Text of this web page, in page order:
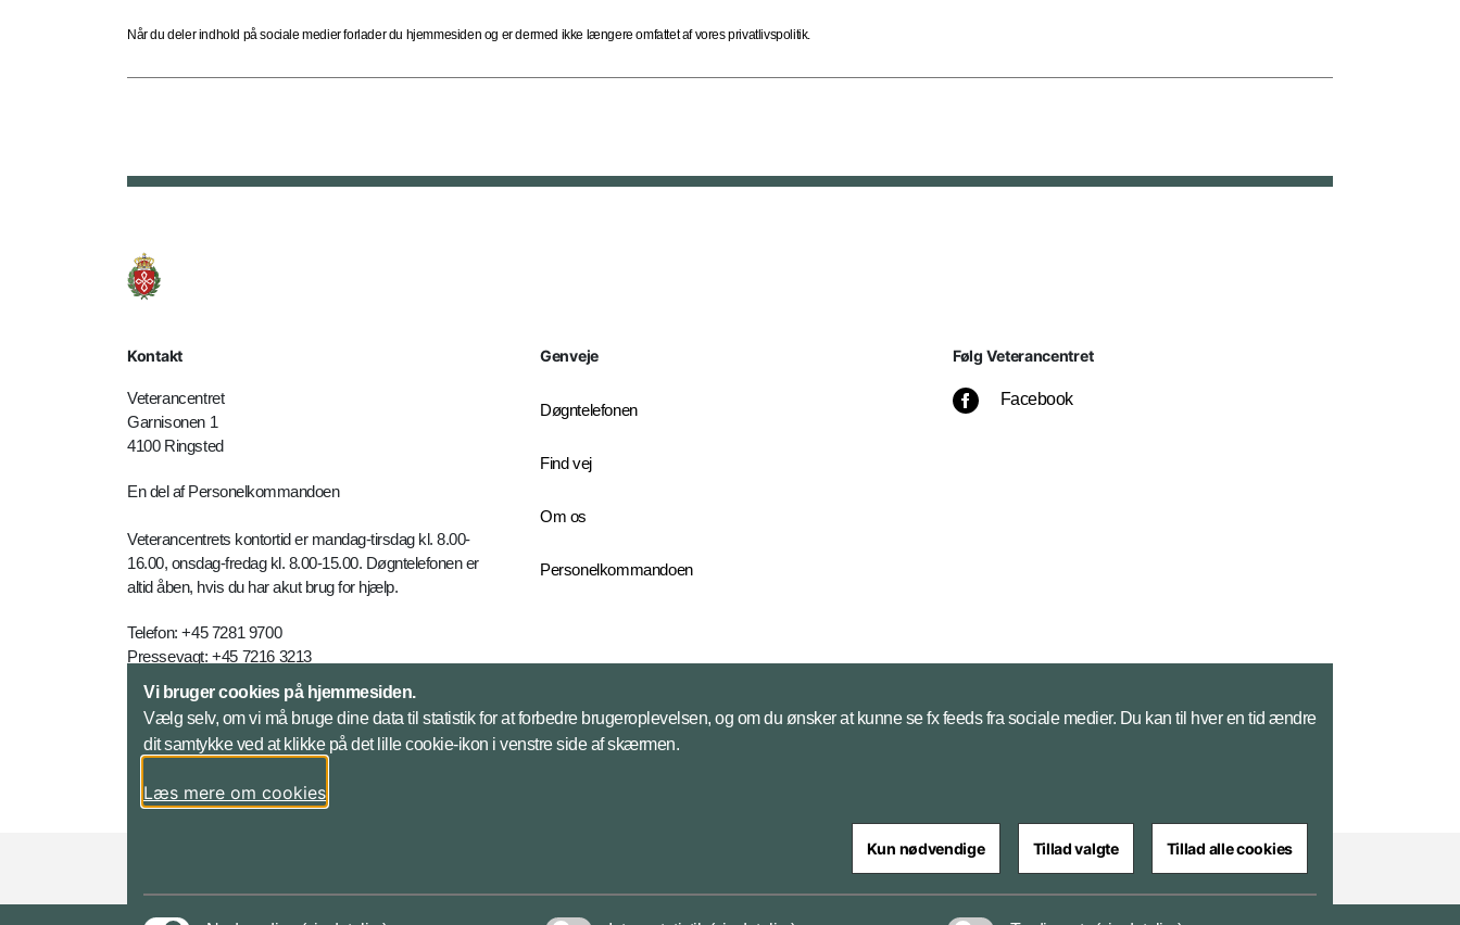
Når du deler indhold på sociale medier forlader du hjemmesiden og er dermed ikke længere omfattet af vores privatlivspolitik.
Kontakt
Veterancentret
Garnisonen 1
4100 Ringsted
En del af Personelkommandoen
Veterancentrets kontortid er mandag-tirsdag kl. 8.00-
16.00, onsdag-fredag kl. 8.00-15.00. Døgntelefonen er
altid åben, hvis du har akut brug for hjælp.
Telefon: +45 7281 9700
Pressevagt: +45 7216 3213
vetc-myn@mil.dk
Kontakt
Genveje
Døgntelefonen
Find vej
Om os
Personelkommandoen
Følg Veterancentret
Facebook
Vi bruger cookies på hjemmesiden.
Vælg selv, om vi må bruge dine data til statistik for at forbedre brugeroplevelsen, og om du ønsker at kunne se fx feeds fra sociale medier. Du kan til hver en tid ændre
dit samtykke ved at klikke på det lille cookie-ikon i venstre side af skærmen.
Læs mere om cookies
Kun nødvendige Tillad valgte Tillad alle cookies